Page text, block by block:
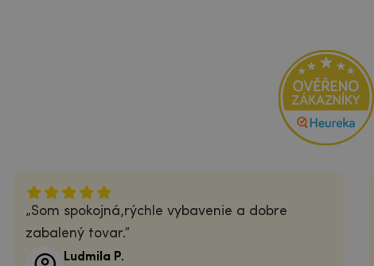
Som spokojná,rýchle vybavenie a dobre
zabalený tovar.
Ludmila P.